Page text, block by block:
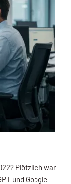
Plötzlich war
und Google